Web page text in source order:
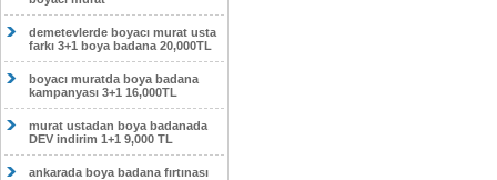
demetevlerde boyacı murat usta
farkı 3+1 boya badana 20,000TL
boyacı muratda boya badana
kampanyası 3+1 16,000TL
murat ustadan boya badanada
DEV indirim 1+1 9,000 TL
ankarada boya badana fırtınası